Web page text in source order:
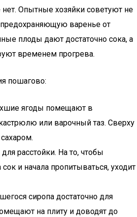
нет. Опытные хозяйки советуют не
варенье от
плоды дают достаточно сока, а
временем прогрева.
пошагово:
ягоды помещают в
или варочный таз. Сверху
расстойки. На то, чтобы
сок и начала пропитываться, уходит
сиропа достаточно для
на плиту и доводят до